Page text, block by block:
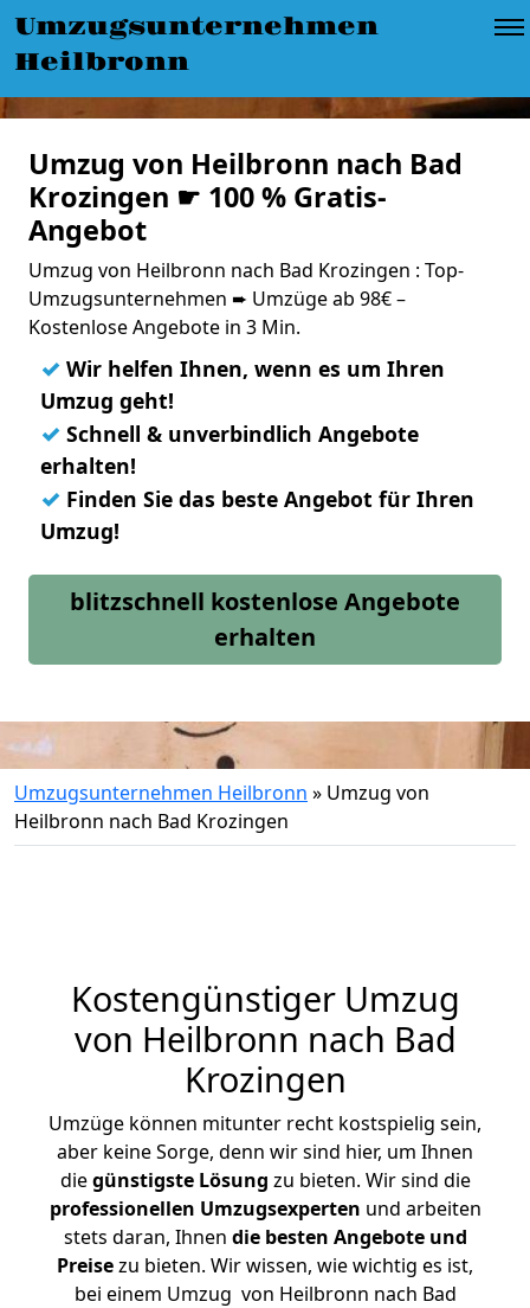
Umzugsunternehmen
Heilbronn
Umzug von Heilbronn nach Bad
Krozingen ☛ 100 % Gratis-
Angebot
Umzug von Heilbronn nach Bad Krozingen : Top-
Umzugsunternehmen ➨ Umzüge ab 98€ –
Kostenlose Angebote in 3 Min.
✓ Wir helfen Ihnen, wenn es um Ihren
Umzug geht!
✓ Schnell & unverbindlich Angebote
erhalten!
✓ Finden Sie das beste Angebot für Ihren
Umzug!
blitzschnell kostenlose Angebote
erhalten
Umzugsunternehmen Heilbronn » Umzug von
Heilbronn nach Bad Krozingen
Kostengünstiger Umzug
von Heilbronn nach Bad
Krozingen
Umzüge können mitunter recht kostspielig sein,
aber keine Sorge, denn wir sind hier, um Ihnen
diegünstigste Lösung zu bieten. Wir sind die
professionellen Umzugsexperten und arbeiten
stets daran, Ihnen die besten Angebote und
Preisezu bieten. Wir wissen, wie wichtig es ist,
bei einem Umzug von Heilbronn nach Bad